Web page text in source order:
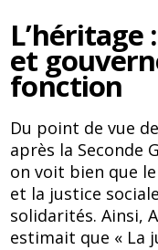
L’héritage
et
fonction
Du point de vue
après la Seconde
on voit bien que
et la justice sociale
solidarités. Ainsi,
estimait que « La